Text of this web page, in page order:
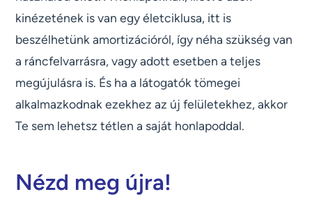
kinézetének is van egy életciklusa, itt is
beszélhetünk amortizációról, így néha szükség van
a ráncfelvarrásra, vagy adott esetben a teljes
megújulásra is. És ha a látogatók tömegei
alkalmazkodnak ezekhez az új felületekhez, akkor
Te sem lehetsz tétlen a saját honlapoddal.
Nézd meg újra!